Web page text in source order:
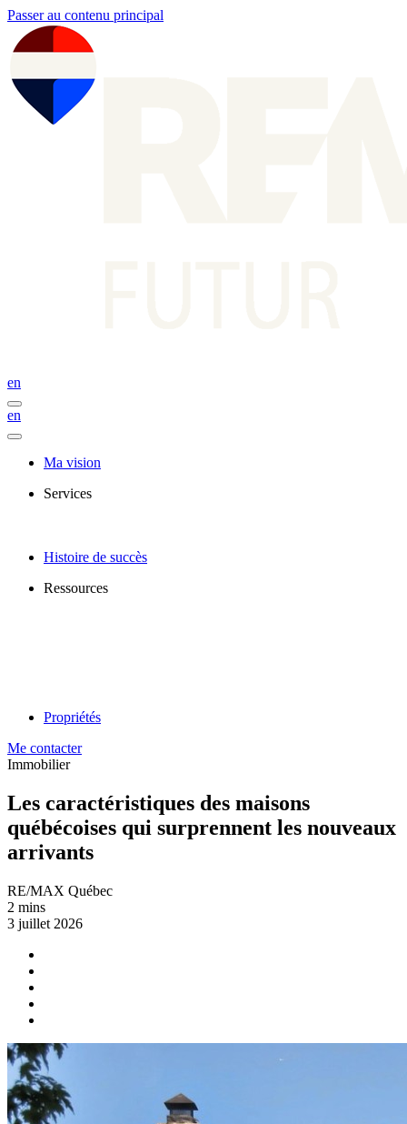
Passer au contenu principal
en
en
Ma vision
Services
Histoire de succès
Ressources
Propriétés
Me contacter
Immobilier
Les caractéristiques des maisons
québécoises qui surprennent les nouveaux
arrivants
RE/MAX Québec
2 mins
3 juillet 2026